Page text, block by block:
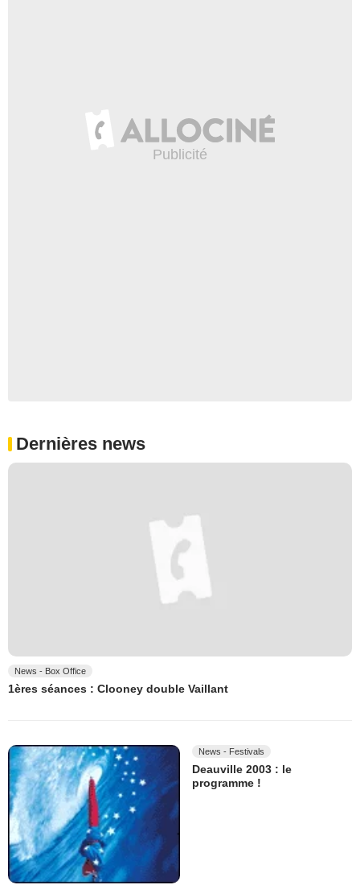
Dernières news
News - Box Office
1ères séances : Clooney double Vaillant
News - Festivals
Deauville 2003 : le
programme !